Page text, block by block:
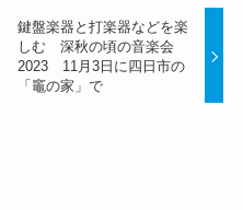
鍵盤楽器と打楽器などを楽
しむ 深秋の頃の音楽会
2023 11月3日に四日市の
「竈の家」で